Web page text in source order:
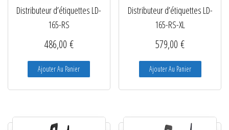
Distributeur d’étiquettes LD-
165-RS
486,00 €
Ajouter Au Panier
Distributeur d’étiquettes LD-
165-RS-XL
579,00€
Ajouter Au Panier